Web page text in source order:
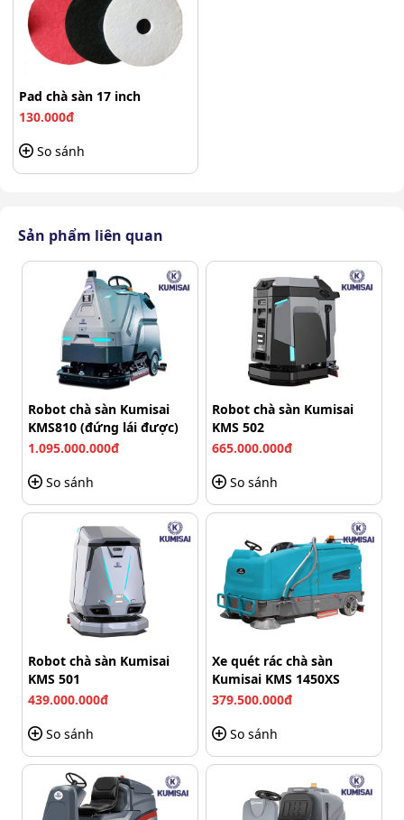
vết bẩn cứng đầu và lớp sơn cũ trên bề mặt sàn.
Pad chà sàn 17 inch màu đen
Pad chà sàn đỏ
Đặc điểm: Chất liệu mềm hơn pad đen, có độ mài
mòn trung bình.
Công dụng: Dùng để chà rửa và làm sạch các vết bẩn
thông thường, đồng thời không gây hư hại cho bề
mặt sàn. Thường được sử dụng để bảo dưỡng định
kỳ.
Pad chà sàn 17 inch đỏ
Pad chà sàn 17 inch
130.000đ
So sánh
Sản phẩm liên quan
Robot chà sàn Kumisai
KMS810 (đứng lái được)
1.095.000.000đ
So sánh
Robot chà sàn Kumisai
KMS 502
665.000.000đ
So sánh
Robot chà sàn Kumisai
KMS 501
439.000.000đ
So sánh
Xe quét rác chà sàn
Kumisai KMS 1450XS
379.500.000đ
So sánh